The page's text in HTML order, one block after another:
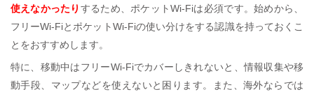
使えなかったり するため、ポケットWi-Fiは必須です。始めから、
フリーWi-FiとポケットWi-Fiの使い分けをする認識を持っておくこ
とをおすすめします。
特に、移動中はフリーWi-Fiでカバーしきれないと、情報収集や移
動手段、マップなどを使えないと困ります。また、海外ならでは